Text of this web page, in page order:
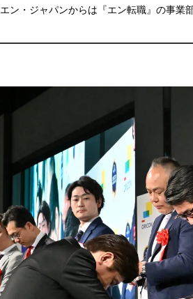
エン・ジャパンからは『エン転職』の事業